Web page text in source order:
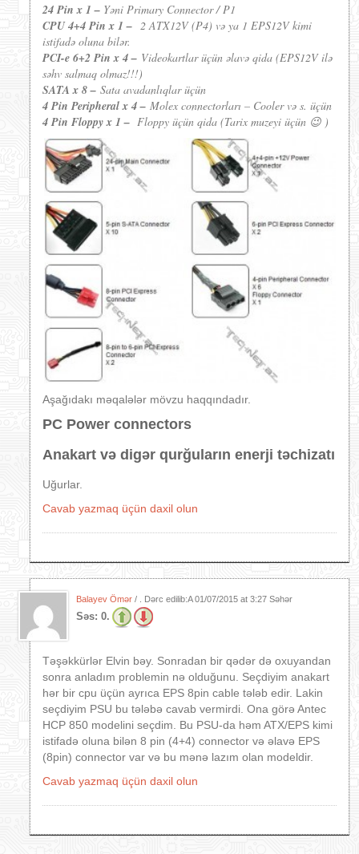
24 Pin x 1 – Yəni Primary Connector / P1
CPU 4+4 Pin x 1 – 2 ATX12V (P4) və ya 1 EPS12V kimi
istifadə oluna bilər.
PCI-e 6+2 Pin x 4 – Videokartlar üçün əlavə qida (EPS12V ilə
səhv salmaq olmaz!!!)
SATA x 8 – Sata avadanlıqlar üçün
4 Pin Peripheral x 4 – Molex connectorları – Cooler və s. üçün
4 Pin Floppy x 1 – Floppy üçün qida (Tarix muzeyi üçün 😉 )
Aşağıdakı məqalələr mövzu haqqındadır.
PC Power connectors
Anakart və digər qurğuların enerji təchizatı
Uğurlar.
Cavab yazmaq üçün daxil olun
Balayev Ömər / . Dərc edilib:A01/07/2015 at 3:27 Səhər
Səs: 0.
Təşəkkürlər Elvin bəy. Sonradan bir qədər də oxuyandan
sonra anladım problemin nə olduğunu. Seçdiyim anakart
hər bir cpu üçün ayrıca EPS 8pin cable tələb edir. Lakin
seçdiyim PSU bu tələbə cavab vermirdi. Ona görə Antec
HCP 850 modelini seçdim. Bu PSU-da həm ATX/EPS kimi
istifadə oluna bilən 8 pin (4+4) connector və əlavə EPS
(8pin) connector var və bu mənə lazım olan modeldir.
Cavab yazmaq üçün daxil olun